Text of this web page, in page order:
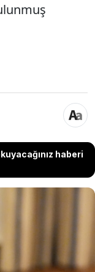
haberi
Komitesi,
eski
ardında
yayınladı. Gates,